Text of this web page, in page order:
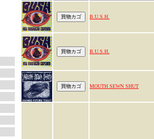
B.U.S.H.
B.U.S.H.
MOUTH SEWN SHUT